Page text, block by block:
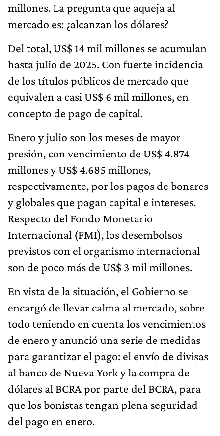
millones. La pregunta que aqueja al
mercado es: ¿alcanzan los dólares?
Del total, US$ 14 mil millones se acumulan
hasta julio de 2025. Con fuerte incidencia
de los títulos públicos de mercado que
equivalen a casi US$ 6 mil millones, en
concepto de pago de capital.
Enero y julio son los meses de mayor
presión, con vencimiento de US$ 4.874
millones y US$ 4.685 millones,
respectivamente, por los pagos de bonares
y globales que pagan capital e intereses.
Respecto del Fondo Monetario
Internacional (FMI), los desembolsos
previstos con el organismo internacional
son de poco más de US$ 3 mil millones.
En vista de la situación, el Gobierno se
encargó de llevar calma al mercado, sobre
todo teniendo en cuenta los vencimientos
de enero y anunció una serie de medidas
para garantizar el pago: el envío de divisas
al banco de Nueva York y la compra de
dólares al BCRA por parte del BCRA, para
que los bonistas tengan plena seguridad
del pago en enero.